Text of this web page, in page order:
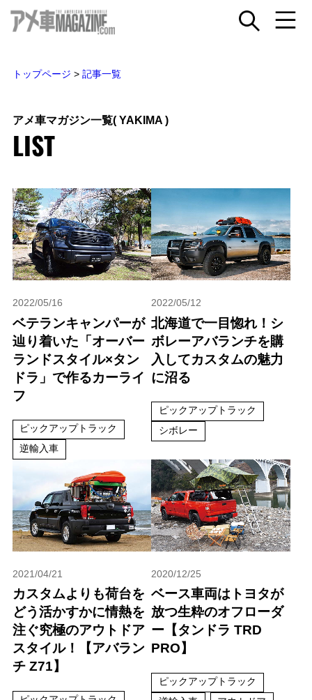
トップページ > 記事一覧
アメ車マガジン一覧( YAKIMA )
LIST
2022/05/16
ベテランキャンパーが
辿り着いた「オーバー
ランドスタイル×タン
ドラ」で作るカーライ
フ
ピックアップトラック
逆輸入車
2022/05/12
北海道で一目惚れ！シ
ボレーアバランチを購
入してカスタムの魅力
に沼る
ピックアップトラック
シボレー
2021/04/21
カスタムよりも荷台を
どう活かすかに情熱を
注ぐ究極のアウトドア
スタイル！【アバラン
チ Z71】
2020/12/25
ベース車両はトヨタが
放つ生粋のオフローダ
ー【タンドラ TRD
PRO】
ピックアップトラック